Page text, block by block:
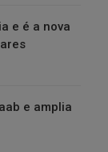
e é a nova
e amplia